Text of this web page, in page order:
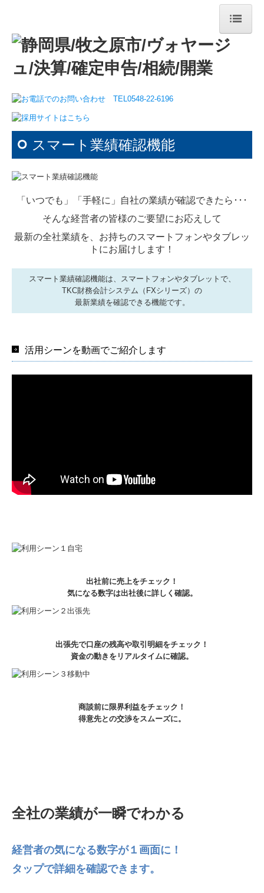
ホーム
法人案内
法人概要
経営理念
リンク集
サービス案内
法人・個人の皆さま
デジタル化支援
相続税・資産税について
リスクマネジメント
事例紹介
セミナー案内
スマート業績確認機能
「いつでも」「手軽に」自社の業績が確認できたら･･･
そんな経営者の皆様のご要望にお応えして
最新の全社業績を、お持ちのスマートフォンやタブレッ
トにお届けします！
スマート業績確認機能は、スマートフォンやタブレットで、
TKC財務会計システム（FXシリーズ）の
最新業績を確認できる機能です。
活用シーンを動画でご紹介します
出社前に売上をチェック！
気になる数字は出社後に詳しく確認。
出張先で口座の残高や取引明細をチェック！
資金の動きをリアルタイムに確認。
商談前に限界利益をチェック！
得意先との交渉をスムーズに。
全社の業績が一瞬でわかる
経営者の気になる数字が１画面に！
タップで詳細を確認できます。